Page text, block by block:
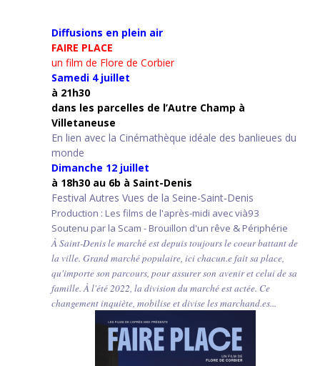
Diffusions en plein air
FAIRE PLACE
un film de Flore de Corbier
Samedi 4 juillet
à 21h30
dans les parcelles de l’Autre Champ à
Villetaneuse
En lien avec la Cinémathèque idéale des banlieues du
monde
Dimanche 12 juillet
à 18h30 au 6b à Saint-Denis
Festival Autres Vues de la Seine-Saint-Denis
Production : Les films de l'après-midi avec vià93
Soutenu par la Scam - Brouillon d'un rêve & Périphérie
À Saint-Denis le marché est depuis toujours le coeur battant de
la ville. Grand marché populaire, ici chacun.e fait sa place,
qu'importe son parcours, pour assurer son avenir et celui de sa
famille. À l'été 2022, la division du marché est actée. Ce
changement inquiète, mobilise et divise les marchand.es...